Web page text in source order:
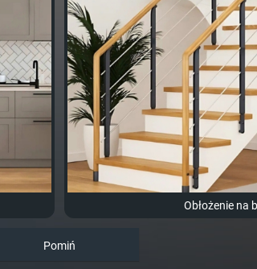
Obłożenie na
Pomiń